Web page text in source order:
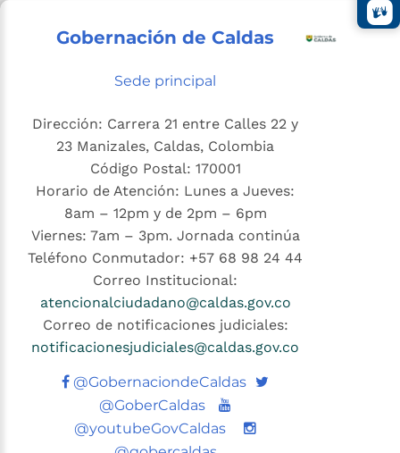
Gobernación de Caldas
Sede principal
Dirección: Carrera 21 entre Calles 22 y
23 Manizales, Caldas, Colombia
Código Postal: 170001
Horario de Atención: Lunes a Jueves:
8am – 12pm y de 2pm – 6pm
Viernes: 7am – 3pm. Jornada continúa
Teléfono Conmutador: +57 68 98 24 44
Correo Institucional:
atencionalciudadano@caldas.gov.co
Correo de notificaciones judiciales:
notificacionesjudiciales@caldas.gov.co
@GobernaciondeCaldas Twitter
@GoberCaldas
Youtube
@youtubeGovCaldas